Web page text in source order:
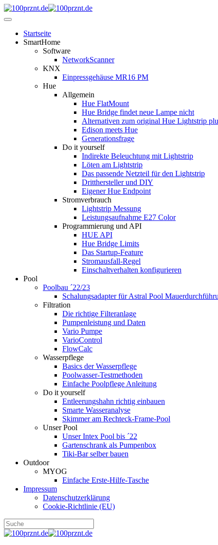
Startseite
SmartHome
Software
NetworkScanner
KNX
Einpressgehäuse MR16 PM
Hue
Allgemein
Hue FlatMount
Hue Bridge findet neue Lampe nicht
Alternativen zum original Hue Lightstrip
Edison meets Hue
Generationsfrage
Do it yourself
Indirekte Beleuchtung mit Lightstrip
Löten am Lightstrip
Das passende Netzteil für den Lightstrip
Dritthersteller und DIY
Eigener Hue Endpoint
Stromverbrauch
Lightstrip Messung
Leistungsaufnahme E27 Color
Programmierung und API
HUE API
Hue Bridge Limits
Das Startup-Feature
Stromausfall-Regel
Einschaltverhalten konfigurieren
Pool
Poolbau ´22/23
Schalungs­adapter für Astral Pool
Filtration
Die richtige Filter­anlage
Pumpenleistung und Daten
Vario Pumpe
Vario­Control
FlowCalc
Wasserpflege
Basics der Wasserpflege
Poolwasser-Testmethoden
Einfache Poolpflege Anleitung
Do it yourself
Ent­leerungs­hahn richtig einbauen
Smarte Wasseranalyse
Skimmer am Rechteck-Frame-Pool
Unser Pool
Unser Intex Pool bis ´22
Gartenschrank als Pumpenbox
Tiki-Bar selber bauen
Outdoor
MYOG
Einfache Erste-Hilfe-Tasche
Impressum
Datenschutzerklärung
Cookie-Richtlinie (EU)